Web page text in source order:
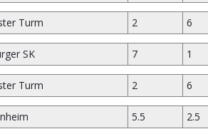
Turm 2 6
SK 7 1
Turm 2 6
5.5 2.5